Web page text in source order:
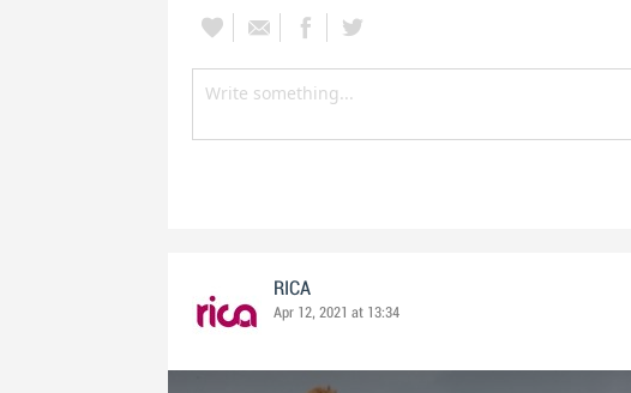
RICA
Apr 12, 2021 at 13:34